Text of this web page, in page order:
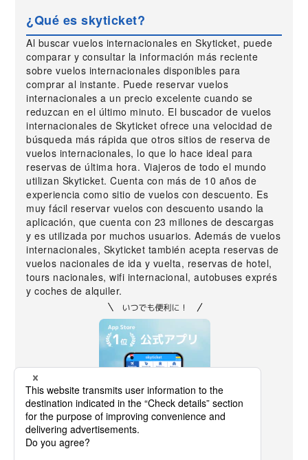
¿Qué es skyticket?
Al buscar vuelos internacionales en Skyticket, puede
comparar y consultar la información más reciente
sobre vuelos internacionales disponibles para
comprar al instante. Puede reservar vuelos
internacionales a un precio excelente cuando se
reduzcan en el último minuto. El buscador de vuelos
internacionales de Skyticket ofrece una velocidad de
búsqueda más rápida que otros sitios de reserva de
vuelos internacionales, lo que lo hace ideal para
reservas de última hora. Viajeros de todo el mundo
utilizan Skyticket. Cuenta con más de 10 años de
experiencia como sitio de vuelos con descuento. Es
muy fácil reservar vuelos con descuento usando la
aplicación, que cuenta con 23 millones de descargas
y es utilizada por muchos usuarios. Además de vuelos
internacionales, Skyticket también acepta reservas de
vuelos nacionales de ida y vuelta, reservas de hotel,
tours nacionales, wifi internacional, autobuses exprés
y coches de alquiler.